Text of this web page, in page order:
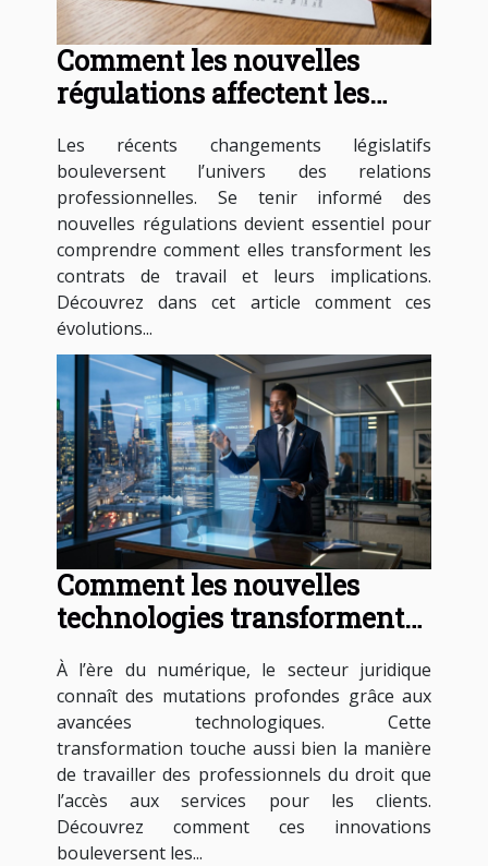
Comment les nouvelles
régulations affectent les
Les récents changements législatifs
bouleversent l’univers des relations
professionnelles. Se tenir informé des
nouvelles régulations devient essentiel pour
comprendre comment elles transforment les
contrats de travail et leurs implications.
Découvrez dans cet article comment ces
évolutions...
Comment les nouvelles
technologies transforment-
elles les services juridiques ?
À l’ère du numérique, le secteur juridique
connaît des mutations profondes grâce aux
avancées technologiques. Cette
transformation touche aussi bien la manière
de travailler des professionnels du droit que
l’accès aux services pour les clients.
Découvrez comment ces innovations
bouleversent les...